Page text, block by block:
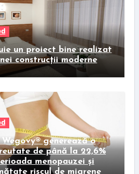
un proiect bine realizat
construcții moderne
generează o
de până la 22,6%
menopauzei și
riscul de migrene